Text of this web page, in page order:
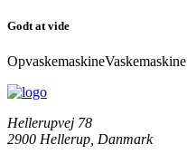
Godt at vide
OpvaskemaskineVaskemaskine
Hellerupvej 78
2900 Hellerup, Danmark